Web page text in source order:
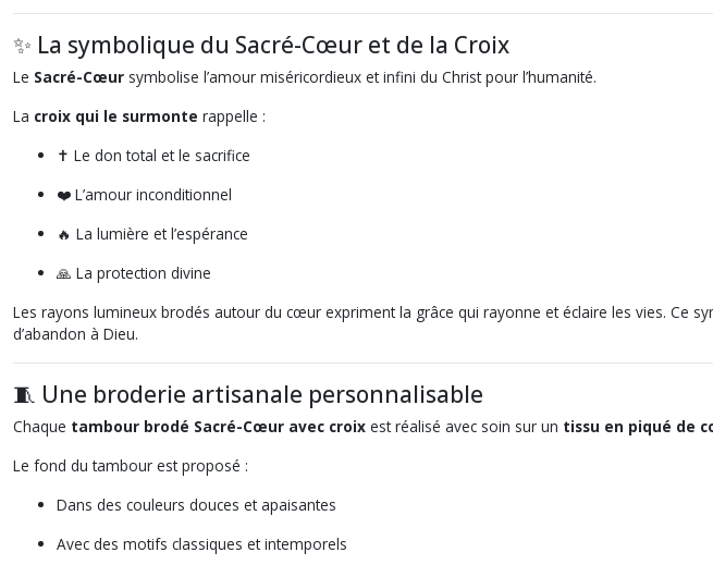
✨ La symbolique du Sacré-Cœur et de la Croix
Le Sacré-Cœur symbolise l’amour miséricordieux et infini du Christ pour l’humanité.
La croix qui le surmonte rappelle :
✝️ Le don total et le sacrifice
❤️ L’amour inconditionnel
🔥 La lumière et l’espérance
🙏 La protection divine
Les rayons lumineux brodés autour du cœur expriment la grâce qui rayonne et éclaire les vies. Ce
d’abandon à Dieu.
🧵 Une broderie artisanale personnalisable
Chaque tambour brodé Sacré-Cœur avec croix est réalisé avec soin sur un tissu en piqué de
Le fond du tambour est proposé :
Dans des couleurs douces et apaisantes
Avec des motifs classiques et intemporels